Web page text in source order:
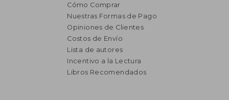
$ 8.128
$ 4.064
Cómo Comprar
Nuestras Formas de Pago
Opiniones de Clientes
Costos de Envío
Lista de autores
Incentivo a la Lectura
Libros Recomendados